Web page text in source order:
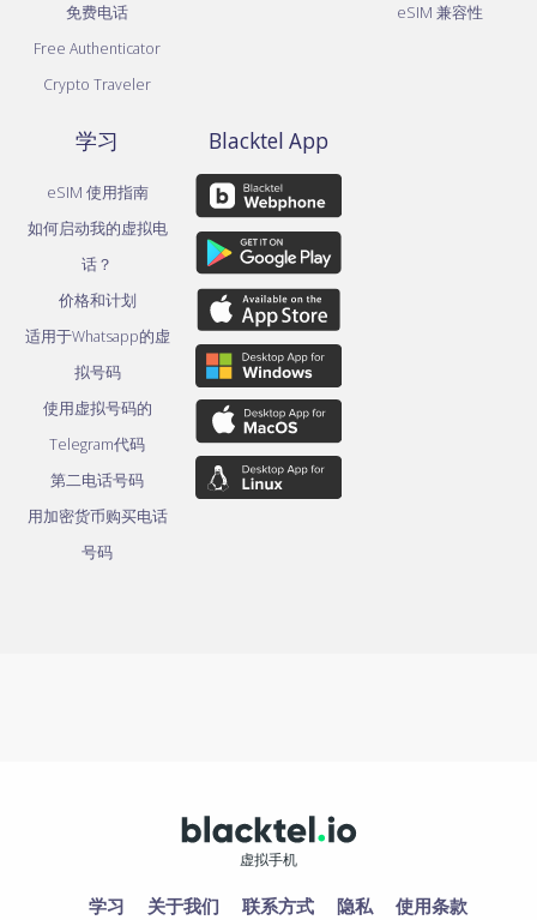
免费电话
Free Authenticator
Crypto Traveler
eSIM 兼容性
学习
eSIM 使用指南
如何启动我的虚拟电
话？
价格和计划
适用于Whatsapp的虚
拟号码
使用虚拟号码的
Telegram代码
第二电话号码
用加密货币购买电话
号码
Blacktel App
虚拟手机
学习 关于我们 联系方式 隐私 使用条款